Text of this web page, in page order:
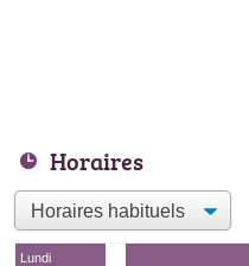
Horaires
Lundi